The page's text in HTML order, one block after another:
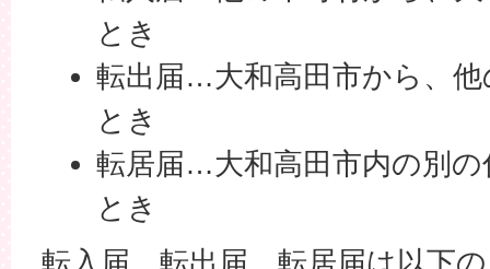
とき
転出届…大和高田市から、
とき
転居届…大和高田市内の別
とき
転入届、転出届、転居届は以下